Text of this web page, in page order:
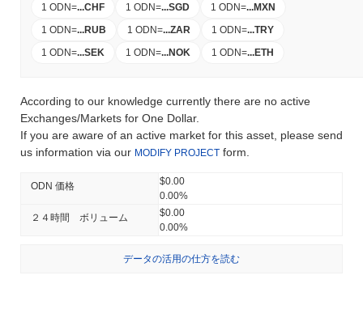
1 ODN=...CHF 1 ODN=...SGD 1 ODN=...MXN
1 ODN=...RUB 1 ODN=...ZAR 1 ODN=...TRY
1 ODN=...SEK 1 ODN=...NOK 1 ODN=...ETH
According to our knowledge currently there are no active
Exchanges/Markets for One Dollar.
If you are aware of an active market for this asset, please send
us information via our MODIFY PROJECT form.
ODN 価格
$0.00
0.00%
２４時間 ボリューム
$0.00
0.00%
データの活用の仕方を読む